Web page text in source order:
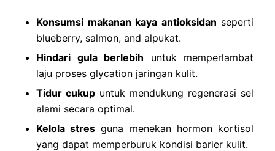
Konsumsi makanan kaya antioksidan seperti
blueberry, salmon, and alpukat.
Hindari gula berlebih untuk memperlambat
laju proses glycation jaringan kulit.
Tidur cukup untuk mendukung regenerasi sel
alami secara optimal.
Kelola stres guna menekan hormon kortisol
yang dapat memperburuk kondisi barier kulit.